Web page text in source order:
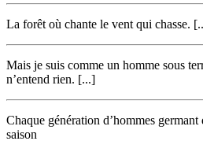
La forêt où chante le vent qui chasse.
Mais je suis comme un homme sous
n’entend rien. [...]
Chaque génération d’hommes
saison